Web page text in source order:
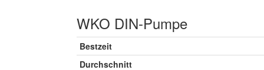
WKO DIN-Pumpe
Bestzeit
Durchschnitt